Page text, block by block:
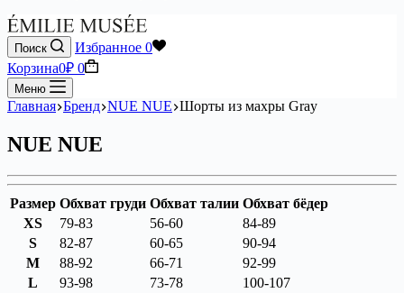
Поиск Избранное 0
Корзина0₽ 0
Меню
Главная Бренд NUE NUE Шорты из махры Gray
NUE NUE
Размер Обхват груди Обхват талии Обхват бёдер
XS
79-83 56-60
84-89
S
82-87 60-65
90-94
M
88-92 66-71
92-99
L
93-98 73-78
100-107